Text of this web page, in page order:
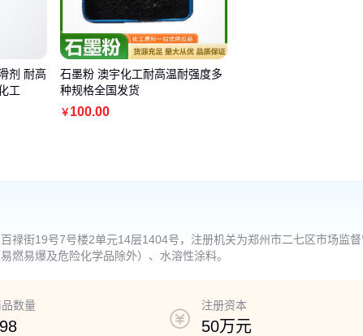
剂 耐高
工
石墨粉 澳宇化工耐高温耐强度多
种规格全国发货
￥100.00
禄街19号7号楼2单元14层1404号，注册机关为郑州市二七区市场监
燃易爆及危险化学品除外）、水溶性涂料。
品数量 注册资本
50万元